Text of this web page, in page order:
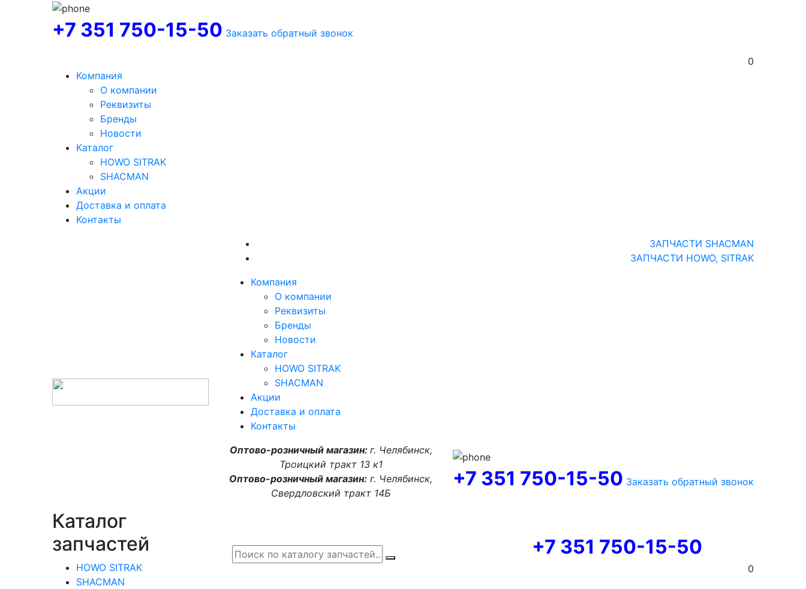
+7 351 750-15-50 Заказать обратный звонок
0
Компания
О компании
Реквизиты
Бренды
Новости
Каталог
HOWO SITRAK
SHACMAN
Акции
Доставка и оплата
Контакты
ЗАПЧАСТИ SHACMAN
ЗАПЧАСТИ HOWO, SITRAK
Компания
О компании
Реквизиты
Бренды
Новости
Каталог
HOWO SITRAK
SHACMAN
Акции
Доставка и оплата
Контакты
Оптово-розничный магазин: г. Челябинск,
Троицкий тракт 13 к1
Оптово-розничный магазин: г. Челябинск,
Свердловский тракт 14Б
+7 351 750-15-50 Заказать обратный звонок
Каталог
запчастей
HOWO SITRAK
SHACMAN
+7 351 750-15-50
0